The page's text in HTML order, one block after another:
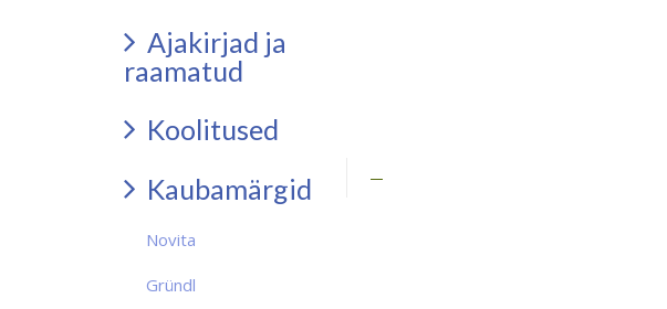
Ajakirjad ja
raamatud
Koolitused
Kaubamärgid
Novita
Gründl